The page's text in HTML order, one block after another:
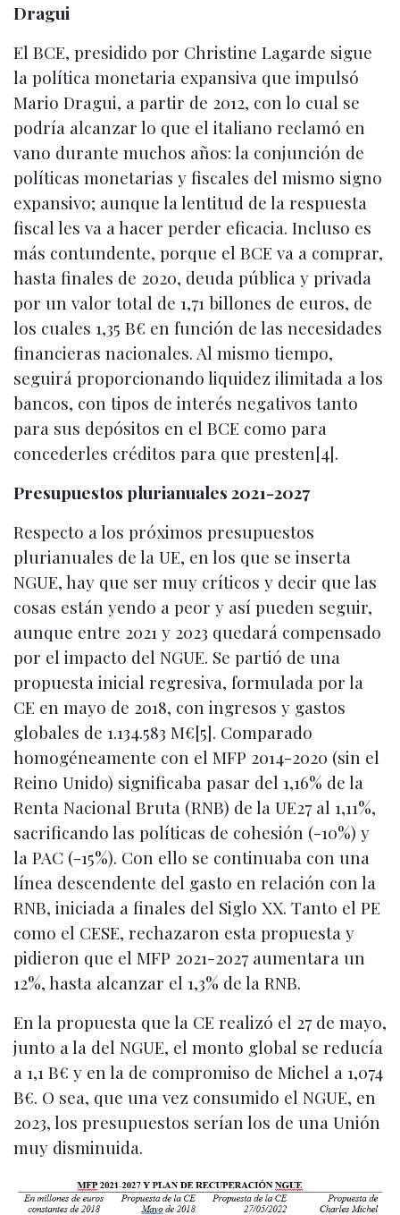
Dragui
El BCE, presidido por Christine Lagarde sigue
la política monetaria expansiva que impulsó
Mario Dragui, a partir de 2012, con lo cual se
podría alcanzar lo que el italiano reclamó en
vano durante muchos años: la conjunción de
políticas monetarias y fiscales del mismo signo
expansivo; aunque la lentitud de la respuesta
fiscal les va a hacer perder eficacia. Incluso es
más contundente, porque el BCE va a comprar,
hasta finales de 2020, deuda pública y privada
por un valor total de 1,71 billones de euros, de
los cuales 1,35 B€ en función de las necesidades
financieras nacionales. Al mismo tiempo,
seguirá proporcionando liquidez ilimitada a los
bancos, con tipos de interés negativos tanto
para sus depósitos en el BCE como para
concederles créditos para que presten[4].
Presupuestos plurianuales 2021-2027
Respecto a los próximos presupuestos
plurianuales de la UE, en los que se inserta
NGUE, hay que ser muy críticos y decir que las
cosas están yendo a peor y así pueden seguir,
aunque entre 2021 y 2023 quedará compensado
por el impacto del NGUE. Se partió de una
propuesta inicial regresiva, formulada por la
CE en mayo de 2018, con ingresos y gastos
globales de 1.134.583 M€[5]. Comparado
homogéneamente con el MFP 2014-2020 (sin el
Reino Unido) significaba pasar del 1,16% de la
Renta Nacional Bruta (RNB) de la UE27 al 1,11%,
sacrificando las políticas de cohesión (-10%) y
la PAC (-15%). Con ello se continuaba con una
línea descendente del gasto en relación con la
RNB, iniciada a finales del Siglo XX. Tanto el PE
como el CESE, rechazaron esta propuesta y
pidieron que el MFP 2021-2027 aumentara un
12%, hasta alcanzar el 1,3% de la RNB.
En la propuesta que la CE realizó el 27 de mayo,
junto a la del NGUE, el monto global se reducía
a 1,1 B€ y en la de compromiso de Michel a 1,074
B€. O sea, que una vez consumido el NGUE, en
2023, los presupuestos serían los de una Unión
muy disminuida.